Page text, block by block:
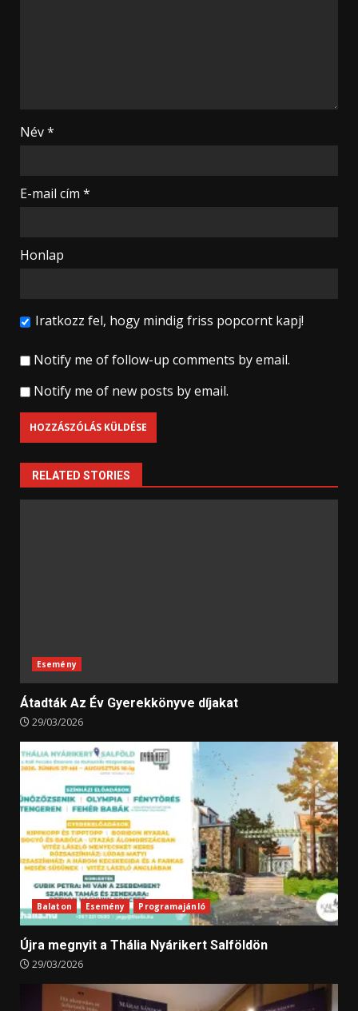
Név*
E-mail cím *
Honlap
Iratkozz fel, hogy mindig friss popcornt kapj!
Notify me of follow-up comments by email.
Notify me of new posts by email.
RELATED STORIES
Esemény
Átadták Az Év Gyerekkönyve díjakat
29/03/2026
Balaton Esemény Programajánló
Újra megnyit a Thália Nyárikert Salföldön
29/03/2026